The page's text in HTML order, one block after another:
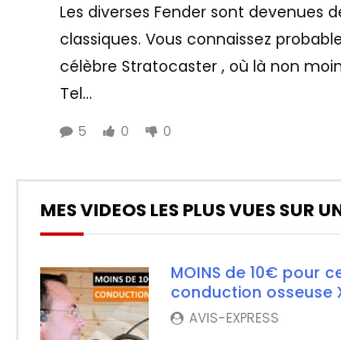
Les diverses Fender sont devenues
classiques. Vous connaissez
célèbre Stratocaster , où là non
Tel...
5 0 0
MES VIDEOS LES PLUS VUES SUR
MOINS de 10€ pour
conduction osseuse
AVIS-EXPRESS